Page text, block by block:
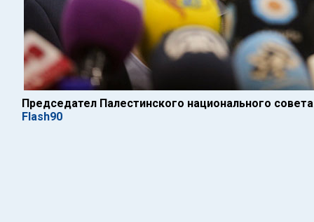
Председател Палестинского национального
Flash90